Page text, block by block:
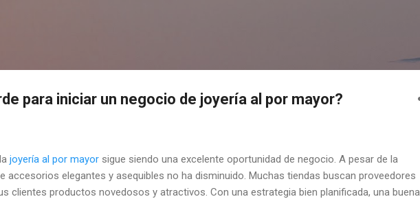
para iniciar un negocio de joyería al por mayor?
joyería al por mayor sigue siendo una excelente oportunidad de negocio. A pesar de la
accesorios elegantes y asequibles no ha disminuido. Muchas tiendas buscan proveedores
clientes productos novedosos y atractivos. Con una estrategia bien planificada, una buena